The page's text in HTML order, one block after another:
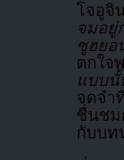
โจอูจิ
จมอยู่
ซูฮย
ตกใจ
แบบ
จดจำ
ชื่นชม
กับบท